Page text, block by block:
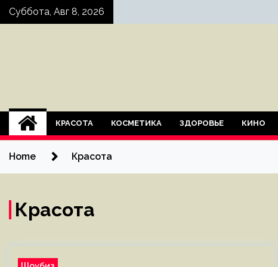
SkipСуббота, Авг 8, 2026
КРАСОТА КОСМЕТИКА ЗДОРОВЬЕ КИНО
Home Красота
Красота